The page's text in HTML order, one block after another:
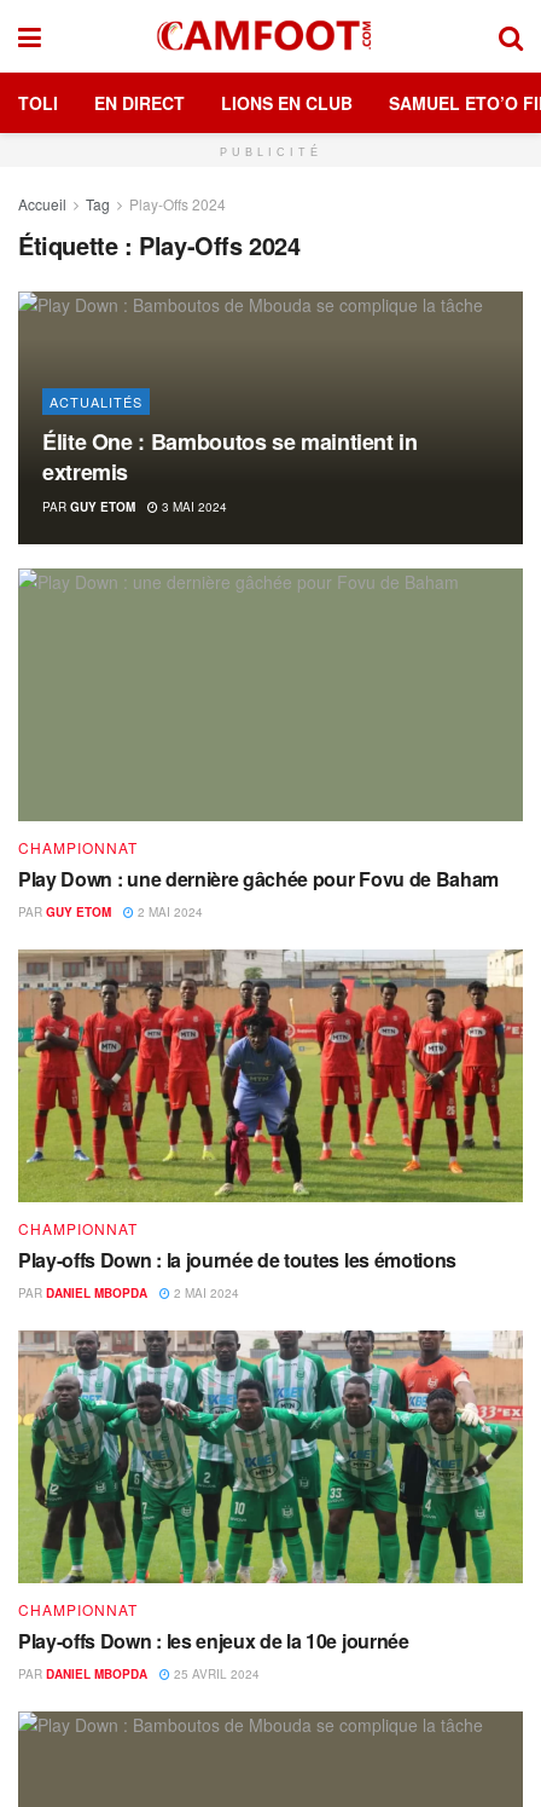
TOLI EN DIRECT LIONS EN CLUB SAMUEL ETO’O
PUBLICITÉ
Accueil Tag Play-Offs 2024
Étiquette : Play-Offs 2024
ACTUALITÉS
Élite One : Bamboutos se maintient in
extremis
PAR GUY ETOM 3 MAI 2024
CHAMPIONNAT
Play Down : une dernière gâchée pour Fovu de Baham
PAR GUY ETOM 2 MAI 2024
CHAMPIONNAT
Play-offs Down : la journée de toutes les émotions
PAR DANIEL MBOPDA 2 MAI 2024
CHAMPIONNAT
Play-offs Down : les enjeux de la 10e journée
PAR DANIEL MBOPDA 25 AVRIL 2024